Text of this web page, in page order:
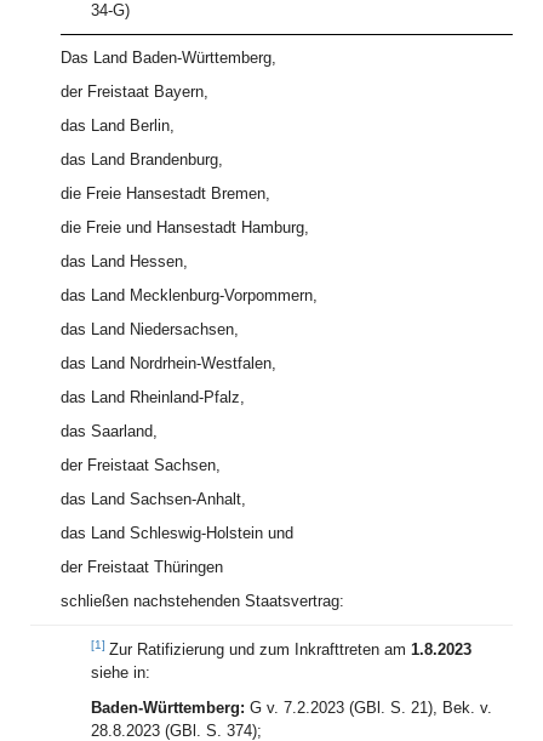
34-G)
Das Land Baden-Württemberg,
der Freistaat Bayern,
das Land Berlin,
das Land Brandenburg,
die Freie Hansestadt Bremen,
die Freie und Hansestadt Hamburg,
das Land Hessen,
das Land Mecklenburg-Vorpommern,
das Land Niedersachsen,
das Land Nordrhein-Westfalen,
das Land Rheinland-Pfalz,
das Saarland,
der Freistaat Sachsen,
das Land Sachsen-Anhalt,
das Land Schleswig-Holstein und
der Freistaat Thüringen
schließen nachstehenden Staatsvertrag:
[1] Zur Ratifizierung und zum Inkrafttreten am 1.8.2023
siehe in:
Baden-Württemberg: G v. 7.2.2023 (GBl. S. 21), Bek. v.
28.8.2023 (GBl. S. 374);